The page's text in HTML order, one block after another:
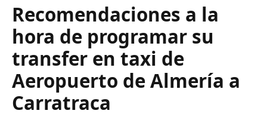
Recomendaciones a la
hora de programar su
transfer en taxi de
Aeropuerto de Almería a
Carratraca